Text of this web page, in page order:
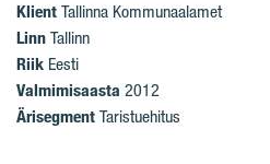
Klient Tallinna Kommunaalamet
Linn Tallinn
Riik Eesti
Valmimisaasta 2012
Ärisegment Taristuehitus